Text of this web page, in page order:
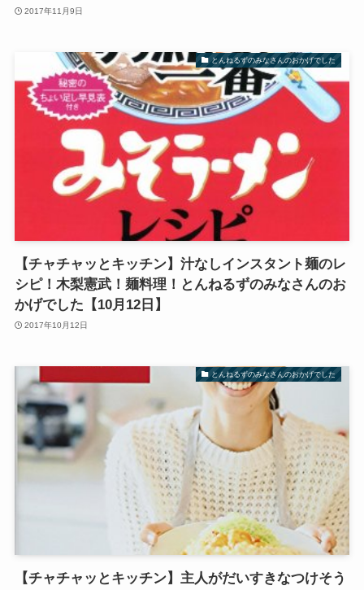
2017年11月9日
とんねるずのみなさんのおかげでした
【チャチャッとキッチン】汁なしインスタント麺のレ
シピ！木梨憲武！麺料理！とんねるずのみなさんのお
かげでした【10月12日】
2017年10月12日
とんねるずのみなさんのおかげでした
【チャチャッとキッチン】主人がだいすきなつけそう